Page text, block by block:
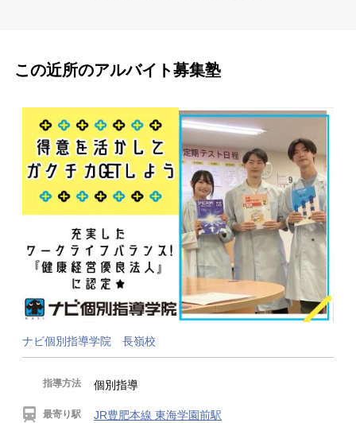
この近所のアルバイト募集塾
ナビ個別指導学院 長嶺校
指導方法 個別指導
最寄り駅 JR豊肥本線 東海学園前駅